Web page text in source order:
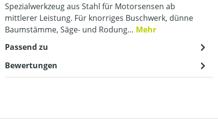
Spezialwerkzeug aus Stahl für Motorsensen ab
mittlerer Leistung. Für knorriges Buschwerk, dünne
Baumstämme, Säge- und Rodung… Mehr
Passend zu
Bewertungen